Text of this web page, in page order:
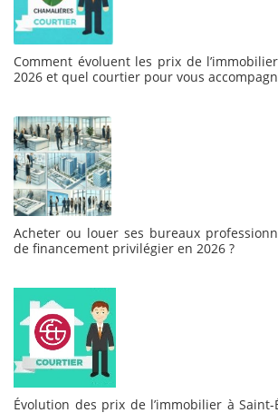
Comment évoluent les prix de
2026 et quel courtier pour vous
Acheter ou louer ses bureaux
de financement privilégier en 2026 ?
Évolution des prix de l’immobilier à